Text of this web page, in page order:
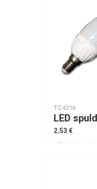
TC4216
2.53 €
Pieejams!